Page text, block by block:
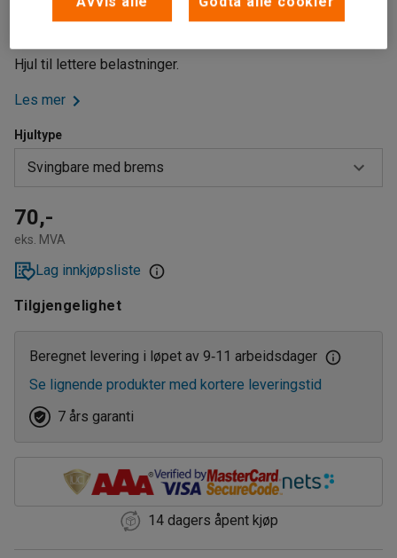
Ruller lett
Hjul til lettere belastninger.
Les mer
Hjultype
Svingbare med brems
Svingbare
Svingbare med brems
70,-
eks. MVA
Lag innkjøpsliste
Tilgjengelighet
Beregnet levering i løpet av 9‑11 arbeidsdager
Se lignende produkter med kortere leveringstid
7 års garanti
14 dagers åpent kjøp